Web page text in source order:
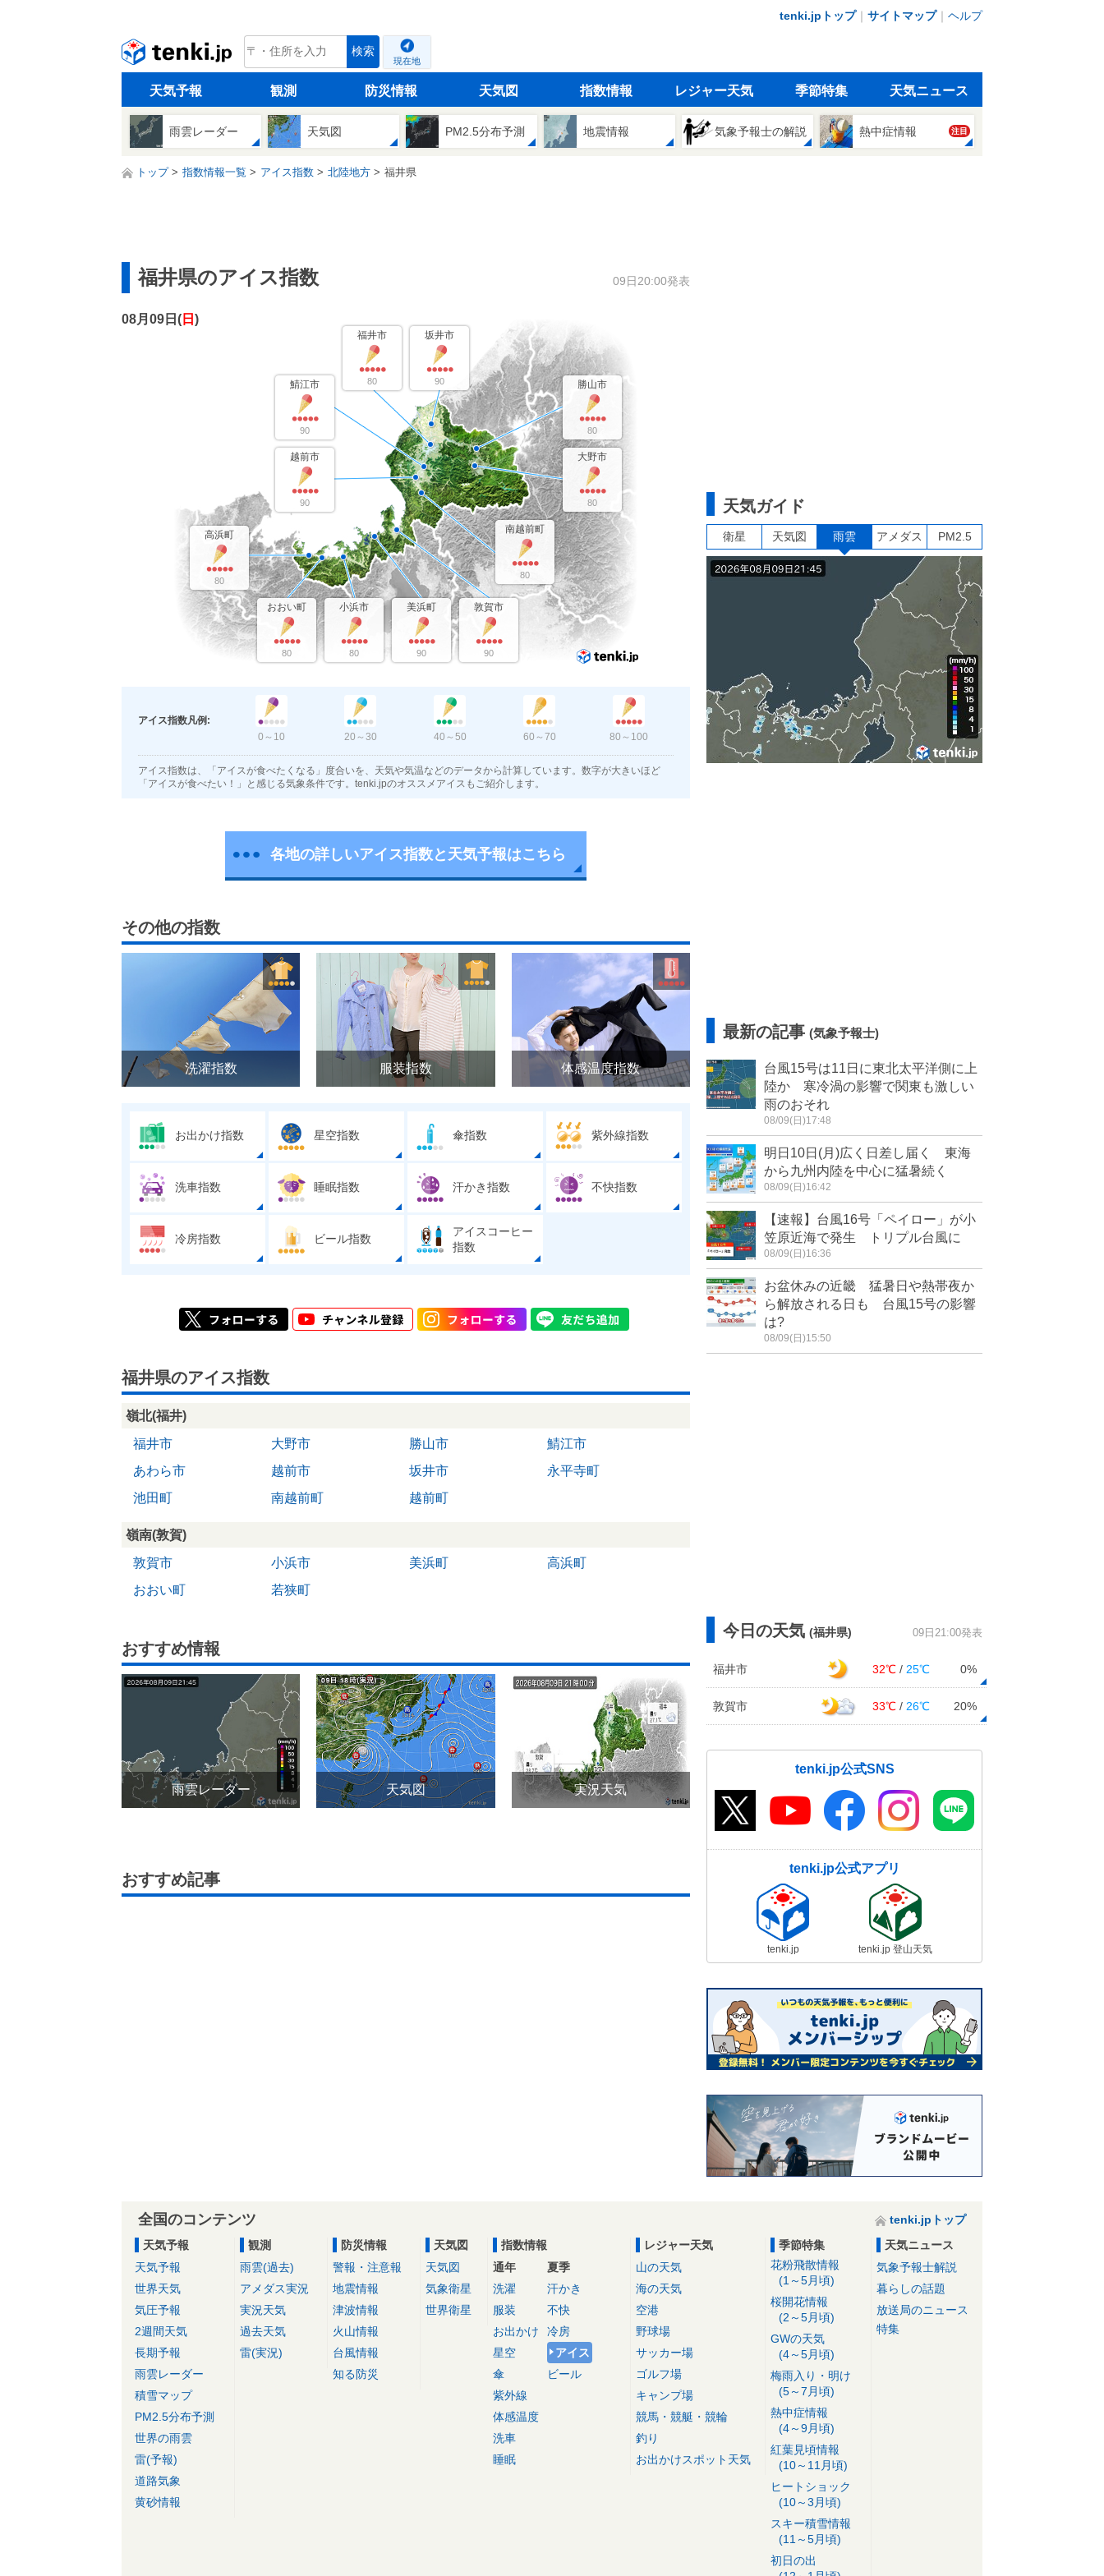
tenki.jpトップ｜ サイトマップ｜ ヘルプ
tenki.jp 検索
現在地
天気予報 観測 防災情報 天気図 指数情報 レジャー天気 季節特集 天気ニュース
雨雲レーダー 天気図 PM2.5分布予測 地震情報 気象予報士の解説 熱中症情報 注目
トップ 指数情報一覧 アイス指数 北陸地方 福井県
福井県のアイス指数 09日20:00発表
08月09日( 日 )
福井市
80
敦賀市
90
小浜市
80
大野市
80
越前市
90
坂井市
90 勝山市
80
南越前町
80
美浜町
90
高浜町
80
おおい町
80
鯖江市
90
アイス指数凡例:
0～10
20～30 40～50 60～70 80～100
アイス指数は、「アイスが食べたくなる」度合いを、天気や気温などのデータから計算しています。数字が大きいほど
「アイスが食べたい！」と感じる気象条件です。tenki.jpのオススメアイスもご紹介します。
各地の詳しいアイス指数と天気予報はこちら
その他の指数
洗濯指数 服装指数 体感温度指数
お出かけ指数 星空指数 傘指数 紫外線指数
洗車指数 睡眠指数 汗かき指数 不快指数
冷房指数 ビール指数
アイスコーヒー
指数
福井県のアイス指数
嶺北(福井)
福井市
大野市 勝山市
鯖江市
あわら市
越前市 坂井市
永平寺町
池田町
南越前町 越前町
嶺南(敦賀)
敦賀市
小浜市 美浜町
高浜町
おおい町
若狭町
おすすめ情報
雨雲レーダー 天気図 実況天気
おすすめ記事
天気ガイド
衛星 天気図 雨雲 アメダス PM2.5
最新の記事 (気象予報士)
台風15号は11日に東北太平洋側に上
陸か 寒冷渦の影響で関東も激しい
雨のおそれ
08/09(日)17:48
明日10日(月)広く日差し届く 東海
から九州内陸を中心に猛暑続く
08/09(日)16:42
【速報】台風16号「ペイロー」が小
笠原近海で発生 トリプル台風に
08/09(日)16:36
お盆休みの近畿 猛暑日や熱帯夜か
ら解放される日も 台風15号の影響
は?
08/09(日)15:50
今日の天気 (福井県) 09日21:00発表
福井市 32℃ / 25℃ 0%
敦賀市 33℃ / 26℃ 20%
tenki.jp公式SNS
tenki.jp公式アプリ
tenki.jp tenki.jp 登山天気
全国のコンテンツ
tenki.jpトップ
天気予報
天気予報
世界天気
気圧予報
2週間天気
長期予報
雨雲レーダー
積雪マップ
PM2.5分布予測
世界の雨雲
雷(予報)
道路気象
黄砂情報
観測
雨雲(過去)
アメダス実況
実況天気
過去天気
雷(実況)
防災情報
警報・注意報
地震情報
津波情報
火山情報
台風情報
知る防災
天気図
天気図
気象衛星
世界衛星
指数情報
通年
洗濯
服装
お出かけ
星空
傘
紫外線
体感温度
洗車
睡眠
夏季
汗かき
不快
冷房
アイス
ビール
レジャー天気
山の天気
海の天気
空港
野球場
サッカー場
ゴルフ場
キャンプ場
競馬・競艇・競輪
釣り
お出かけスポット天気
季節特集
花粉飛散情報
(1～5月頃)
桜開花情報
(2～5月頃)
GWの天気
(4～5月頃)
梅雨入り・明け
(5～7月頃)
熱中症情報
(4～9月頃)
紅葉見頃情報
(10～11月頃)
ヒートショック
(10～3月頃)
スキー積雪情報
(11～5月頃)
初日の出
天気ニュース
気象予報士解説
暮らしの話題
放送局のニュース
特集